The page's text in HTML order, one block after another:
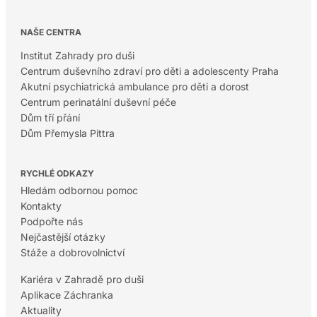
NAŠE CENTRA
Institut Zahrady pro duši
Centrum duševního zdraví pro děti a adolescenty Praha
Akutní psychiatrická ambulance pro děti a dorost
Centrum perinatální duševní péče
Dům tří přání
Dům Přemysla Pittra
RYCHLÉ ODKAZY
Hledám odbornou pomoc
Kontakty
Podpořte nás
Nejčastější otázky
Stáže a dobrovolnictví
Kariéra v Zahradě pro duši
Aplikace Záchranka
Aktuality